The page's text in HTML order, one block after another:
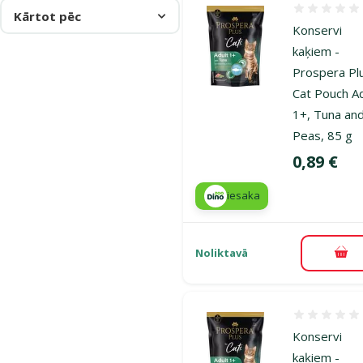
Kārtot pēc
Konservi
kaķiem -
Prospera
Cat Pouch
1+, Tuna
Peas, 85 g
Cena
0,89 €
iesaka
Noliktavā
Konservi
kaķiem -